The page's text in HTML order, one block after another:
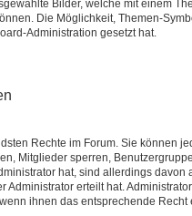
Bilder, welche mit einem
Die Möglichkeit, Themen-
Administration gesetzt hat.
Rechte im Forum. Sie können
Mitglieder sperren,
hat, sind allerdings
Administrator erteilt hat.
ihnen das entsprechende Recht